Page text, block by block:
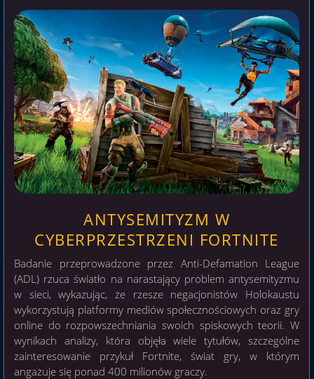
ANTYSEMITYZM W
CYBERPRZESTRZENI FORTNITE
Badanie przeprowadzone przez Anti-Defamation League
(ADL) rzuca światło na narastający problem antysemityzmu
w sieci, wykazując, że rzesze negacjonistów Holokaustu
wykorzystują platformy mediów społecznościowych oraz gry
online do rozpowszechniania swoich spiskowych teorii. W
wynikach analizy, która objęła wiele tytułów, szczególne
zainteresowanie przykuł Fortnite, świat gry, w którym
angażuje się ponad 400 milionów graczy.